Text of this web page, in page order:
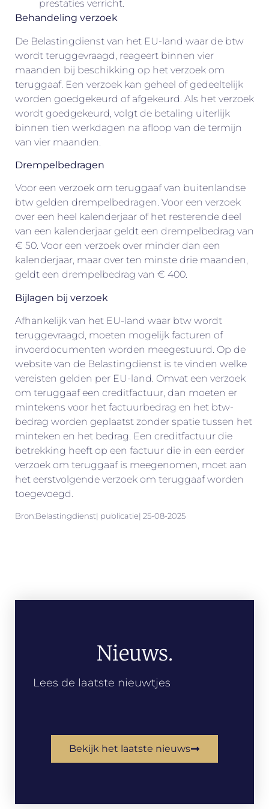
prestaties verricht.
Behandeling verzoek
De Belastingdienst van het EU-land waar de btw
wordt teruggevraagd, reageert binnen vier
maanden bij beschikking op het verzoek om
teruggaaf. Een verzoek kan geheel of gedeeltelijk
worden goedgekeurd of afgekeurd. Als het verzoek
wordt goedgekeurd, volgt de betaling uiterlijk
binnen tien werkdagen na afloop van de termijn
van vier maanden.
Drempelbedragen
Voor een verzoek om teruggaaf van buitenlandse
btw gelden drempelbedragen. Voor een verzoek
over een heel kalenderjaar of het resterende deel
van een kalenderjaar geldt een drempelbedrag van
€ 50. Voor een verzoek over minder dan een
kalenderjaar, maar over ten minste drie maanden,
geldt een drempelbedrag van € 400.
Bijlagen bij verzoek
Afhankelijk van het EU-land waar btw wordt
teruggevraagd, moeten mogelijk facturen of
invoerdocumenten worden meegestuurd. Op de
website van de Belastingdienst is te vinden welke
vereisten gelden per EU-land. Omvat een verzoek
om teruggaaf een creditfactuur, dan moeten er
mintekens voor het factuurbedrag en het btw-
bedrag worden geplaatst zonder spatie tussen het
minteken en het bedrag. Een creditfactuur die
betrekking heeft op een factuur die in een eerder
verzoek om teruggaaf is meegenomen, moet aan
het eerstvolgende verzoek om teruggaaf worden
toegevoegd.
Bron:Belastingdienst| publicatie| 25-08-2025
Nieuws.
Lees de laatste nieuwtjes
Bekijk het laatste nieuws